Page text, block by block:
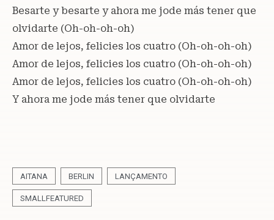
Besarte y besarte y ahora me jode más tener que
olvidarte (Oh-oh-oh-oh)
Amor de lejos, felicies los cuatro (Oh-oh-oh-oh)
Amor de lejos, felicies los cuatro (Oh-oh-oh-oh)
Amor de lejos, felicies los cuatro (Oh-oh-oh-oh)
Y ahora me jode más tener que olvidarte
AITANA BERLIN LANÇAMENTO
SMALLFEATURED